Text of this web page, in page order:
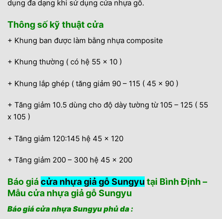
dụng đa dạng khi sử dụng cửa nhựa gỗ.
Thông số kỹ thuật cửa
+ Khung ban được làm bằng nhựa composite
+ Khung thường ( có hệ 55 x 10 )
+ Khung lắp ghép ( tăng giảm 90 – 115 ( 45 x 90 )
+ Tăng giảm 10.5 dùng cho độ dày tường từ 105 – 125 ( 55
x 105 )
+ Tăng giảm 120:145 hệ 45 x 120
+ Tăng giảm 200 – 300 hệ 45 x 200
Báo giácửa nhựa giả gỗ Sungyu tại Bình Định –
Mẫu cửa nhựa giả gỗ Sungyu
Báo giá cửa nhựa Sungyu phủ da :